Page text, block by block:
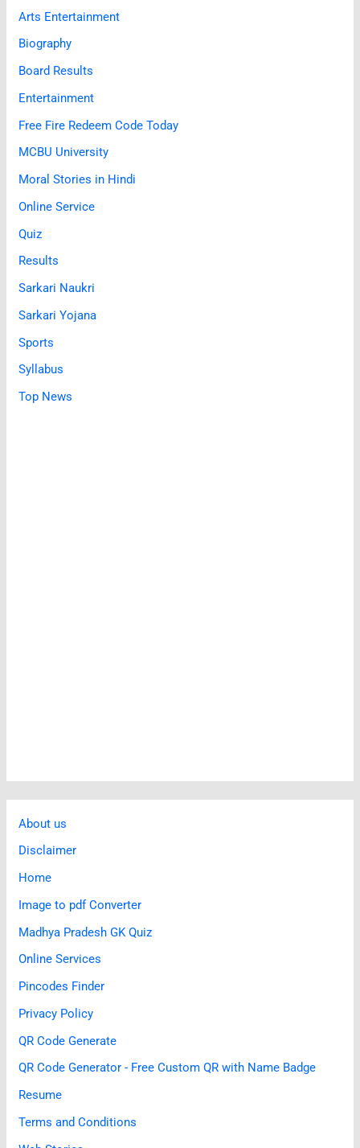
Arts Entertainment
Biography
Board Results
Entertainment
Free Fire Redeem Code Today
MCBU University
Moral Stories in Hindi
Online Service
Quiz
Results
Sarkari Naukri
Sarkari Yojana
Sports
Syllabus
Top News
About us
Disclaimer
Home
Image to pdf Converter
Madhya Pradesh GK Quiz
Online Services
Pincodes Finder
Privacy Policy
QR Code Generate
QR Code Generator - Free Custom QR with Name Badge
Resume
Terms and Conditions